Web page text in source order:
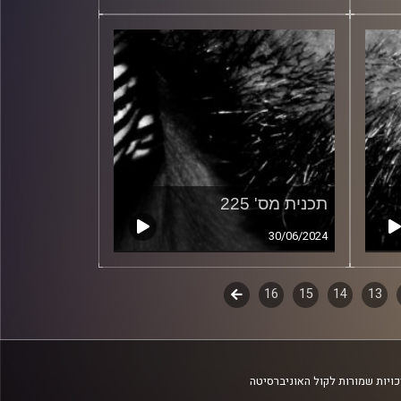
תכנית מס' 225
30/06/2024
13
14
15
16
לשלב
שמורות לקול האוניברסיטה